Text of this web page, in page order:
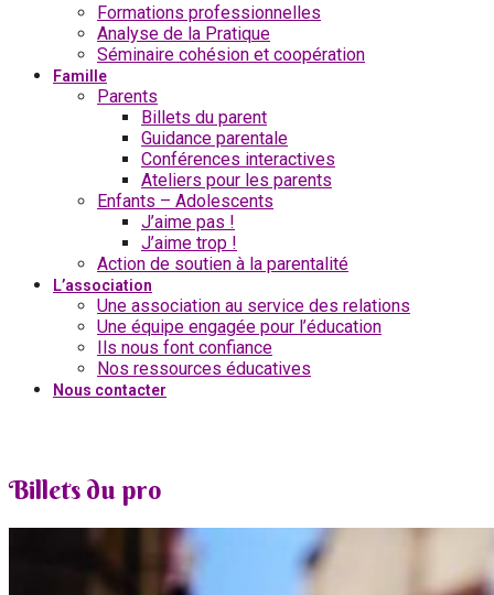
Formations professionnelles
Analyse de la Pratique
Séminaire cohésion et coopération
Famille
Parents
Billets du parent
Guidance parentale
Conférences interactives
Ateliers pour les parents
Enfants – Adolescents
J’aime pas !
J’aime trop !
Action de soutien à la parentalité
L’association
Une association au service des relations
Une équipe engagée pour l’éducation
Ils nous font confiance
Nos ressources éducatives
Nous contacter
Billets du pro